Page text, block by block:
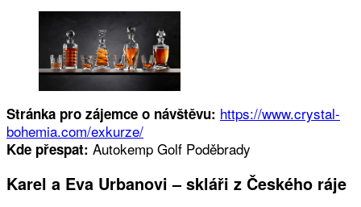
Stránka pro zájemce o návštěvu: https://www.crystal-
bohemia.com/exkurze/
Kde přespat: Autokemp Golf Poděbrady
Karel a Eva Urbanovi – skláři z Českého ráje